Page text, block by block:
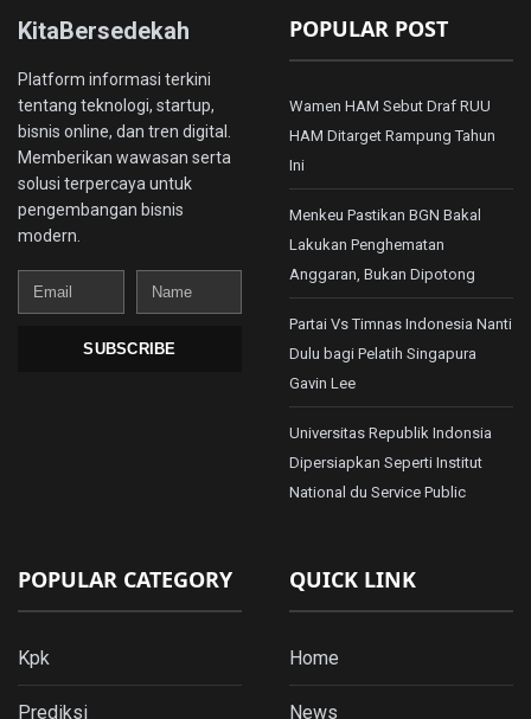
KitaBersedekah
Platform informasi terkini
tentang teknologi, startup,
bisnis online, dan tren digital.
Memberikan wawasan serta
solusi terpercaya untuk
pengembangan bisnis
modern.
Email
Name
SUBSCRIBE
POPULAR POST
Wamen HAM Sebut Draf RUU
HAM Ditarget Rampung Tahun
Ini
Menkeu Pastikan BGN Bakal
Lakukan Penghematan
Anggaran, Bukan Dipotong
Partai Vs Timnas Indonesia Nanti
Dulu bagi Pelatih Singapura
Gavin Lee
Universitas Republik Indonsia
Dipersiapkan Seperti Institut
National du Service Public
POPULAR CATEGORY
Kpk
Prediksi
QUICK LINK
Home
News